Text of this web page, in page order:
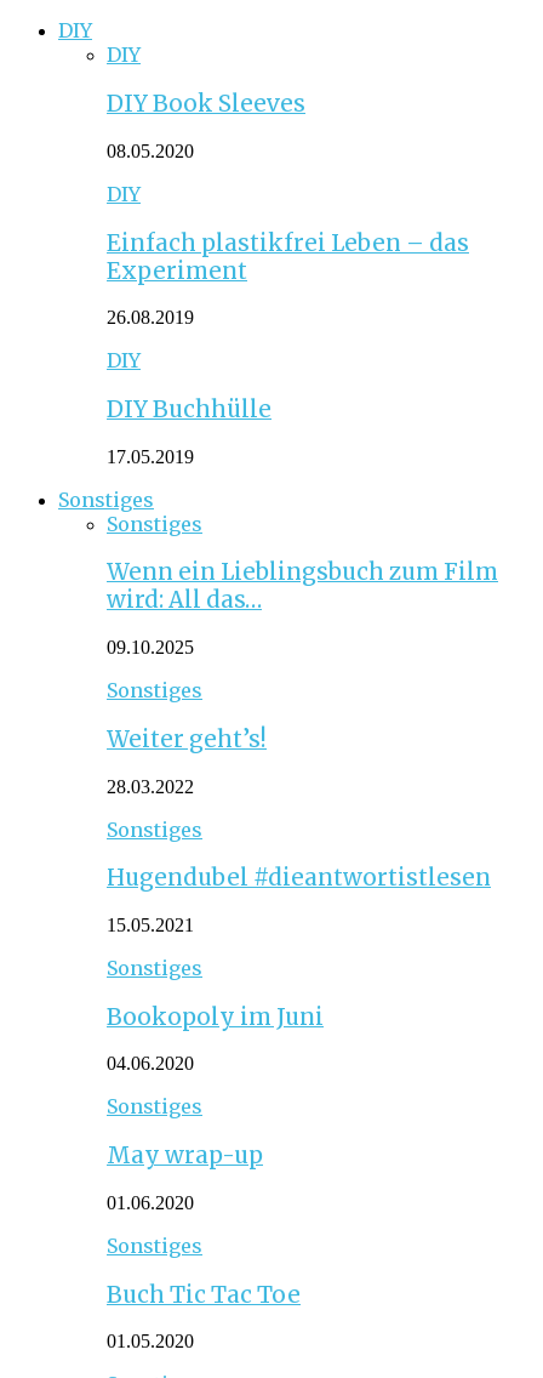
DIY
DIY
DIY Book Sleeves
08.05.2020
DIY
Einfach plastikfrei Leben – das
Experiment
26.08.2019
DIY
DIY Buchhülle
17.05.2019
Sonstiges
Sonstiges
Wenn ein Lieblingsbuch zum Film
wird: All das…
09.10.2025
Sonstiges
Weiter geht’s!
28.03.2022
Sonstiges
Hugendubel #dieantwortistlesen
15.05.2021
Sonstiges
Bookopoly im Juni
04.06.2020
Sonstiges
May wrap-up
01.06.2020
Sonstiges
Buch Tic Tac Toe
01.05.2020